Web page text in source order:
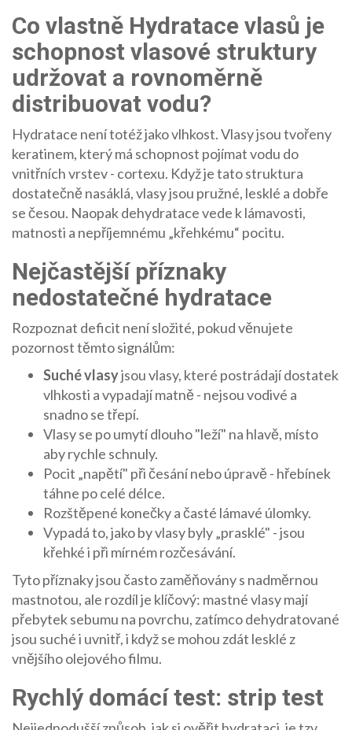
Co vlastně Hydratace vlasů je
schopnost vlasové struktury
udržovat a rovnoměrně
distribuovat vodu?
Hydratace není totéž jako vlhkost. Vlasy jsou tvořeny
keratinem, který má schopnost pojímat vodu do
vnitřních vrstev - cortexu. Když je tato struktura
dostatečně nasáklá, vlasy jsou pružné, lesklé a dobře
se česou. Naopak dehydratace vede k lámavosti,
matnosti a nepříjemnému „křehkému“ pocitu.
Nejčastější příznaky
nedostatečné hydratace
Rozpoznat deficit není složité, pokud věnujete
pozornost těmto signálům:
Suché vlasyjsou vlasy, které postrádají dostatek
vlhkosti a vypadají matně- nejsou vodivé a
snadno se třepí.
Vlasy se po umytí dlouho "leží" na hlavě, místo
aby rychle schnuly.
Pocit „napětí" při česání nebo úpravě - hřebínek
táhne po celé délce.
Rozštěpené konečky a časté lámavé úlomky.
Vypadá to, jako by vlasy byly „prasklé" - jsou
křehké i při mírném rozčesávání.
Tyto příznaky jsou často zaměňovány s nadměrnou
mastnotou, ale rozdíl je klíčový: mastné vlasy mají
přebytek sebumu na povrchu, zatímco dehydratované
jsou suché i uvnitř, i když se mohou zdát lesklé z
vnějšího olejového filmu.
Rychlý domácí test: strip test